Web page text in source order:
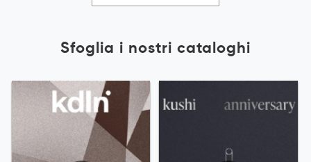
Sfoglia i nostri cataloghi